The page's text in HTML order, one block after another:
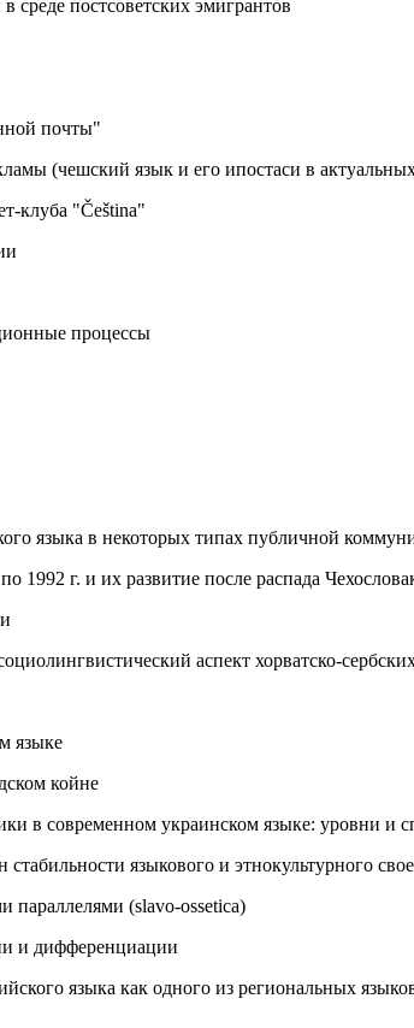
среде постсоветских эмигрантов
почты"
(чешский язык и его ипостаси в
клуба "Čeština"
процессы
языка в некоторых типах публичной
1992 г. и их развитие после распада
аспект хорватско-
языке
койне
в современном украинском языке: уровни и
языкового и этнокультурного
параллелями (slavo-ossetica)
и дифференциации
языка как одного из региональных